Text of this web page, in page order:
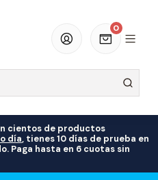
0
cientos de productos
día, tienes 10 días de prueba en
Paga hasta en 6 cuotas sin